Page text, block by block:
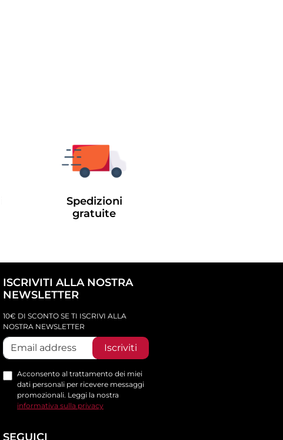
Spedizioni
gratuite
ISCRIVITI ALLA NOSTRA
NEWSLETTER
10€ DI SCONTO SE TI ISCRIVI ALLA
NOSTRA NEWSLETTER
Iscriviti
Acconsento al trattamento dei miei
dati personali per ricevere messaggi
promozionali. Leggi la nostra
informativa sulla privacy
SEGUICI